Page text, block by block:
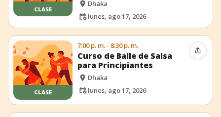
CLASE
Dhaka
lunes, ago 17, 2026
CLASE
7:00 p. m. - 8:30 p. m.
Curso de Baile de Salsa
para Principiantes
Dhaka
lunes, ago 17, 2026